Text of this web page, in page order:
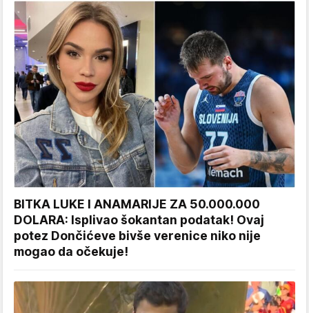
BITKA LUKE I ANAMARIJE ZA 50.000.000
DOLARA: Isplivao šokantan podatak! Ovaj
potez Dončićeve bivše verenice niko nije
mogao da očekuje!